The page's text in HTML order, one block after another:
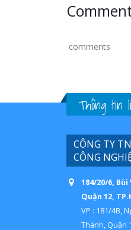
comments
Thông tin
CÔNG TY
CÔNG
184/20/6,
Quận 12,
VP : 181/4B,
Thành, Quận